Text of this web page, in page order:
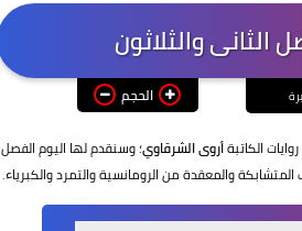
والثلاثون
الحجم
الكاتبةأروى الشرقاوي؛ وسنقدم لها اليوم الفصل
والمعقدة من الرومانسية والتمرد والكبرياء.